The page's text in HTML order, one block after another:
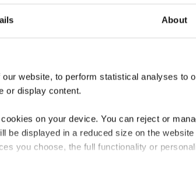
About
website, to perform statistical analyses to
or display content.
on your device. You can reject or
be displayed in a reduced size on the
you choose, the full functionality or